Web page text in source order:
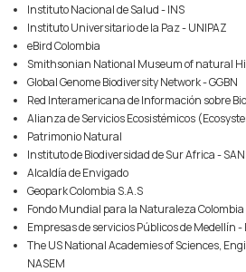
Instituto Nacional de Salud - INS
Instituto Universitario de la Paz - UNIPAZ
eBird Colombia
Smithsonian National Museum of natural
Global Genome Biodiversity Network - GGBN
Red Interamericana de Información sobre
Alianza de Servicios Ecosistémicos
Patrimonio Natural
Instituto de Biodiversidad de Sur Africa -
Alcaldía de Envigado
Geopark Colombia S.A.S
Fondo Mundial para la Naturaleza Colombia
Empresas de servicios Públicos de Medellín -
The US National Academies of Sciences,
NASEM